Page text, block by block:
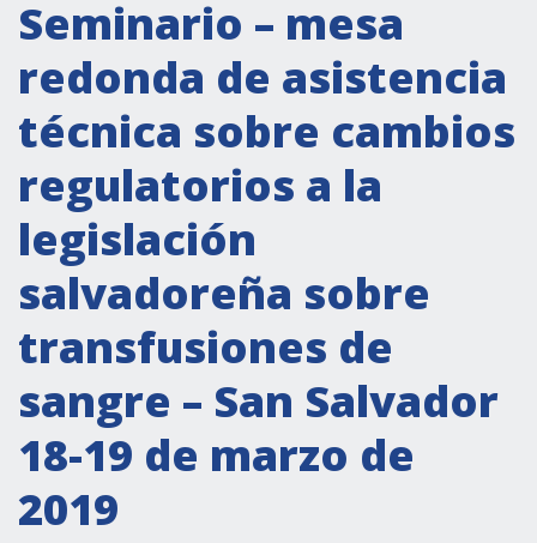
Secretaría Cultural
Secretaría Socioeconómica
Secretaría Técnico-científica
Forum Pymes
Conferencia Italia- América Latina y el Caribe
Red para la promoción de la igualdad de
género
Partnership
COOPERACIÓN
Patrimonio cultural
Seminario – mesa
redonda de asistencia
técnica sobre cambios
regulatorios a la
legislación
salvadoreña sobre
transfusiones de
sangre – San Salvador
18-19 de marzo de
2019